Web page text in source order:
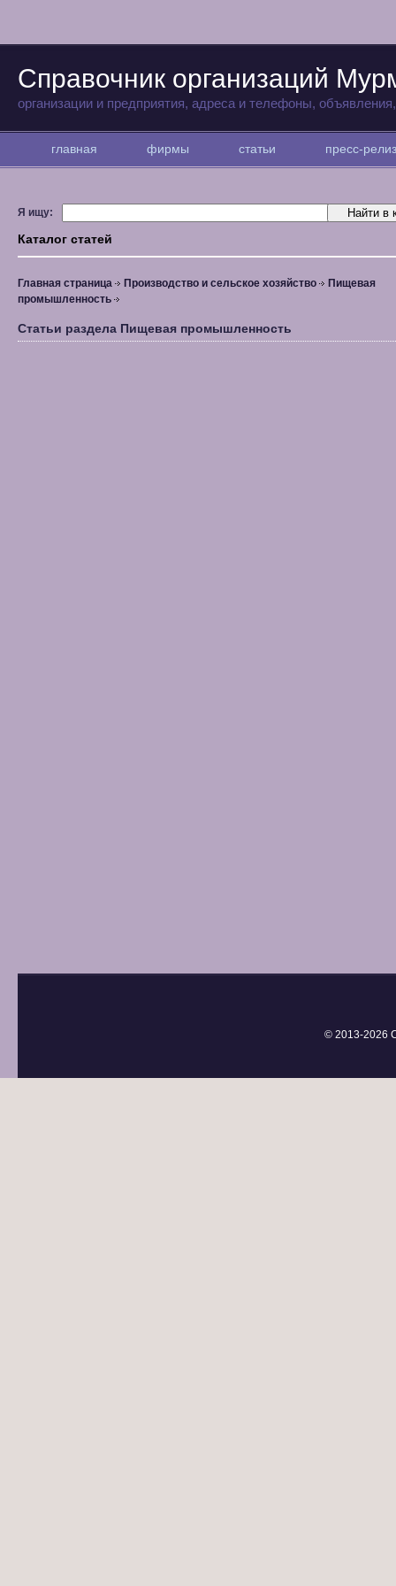
Справочник организаций
организации и предприятия, адреса и телефоны,
главная фирмы статьи пресс-
Я ищу:
Каталог статей
Главная страница Производство и сельское хозяйство
Пищевая
промышленность
Статьи раздела Пищевая промышленность
© 2013-2026